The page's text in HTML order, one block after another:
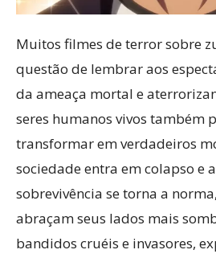
Muitos filmes de terror sobre
questão de lembrar aos
da ameaça mortal e
seres humanos vivos também
transformar em verdadeiros
sociedade entra em colapso e
sobrevivência se torna a
abraçam seus lados mais
bandidos cruéis e invasores,